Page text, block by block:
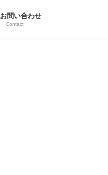
お問い合わせ
Contact